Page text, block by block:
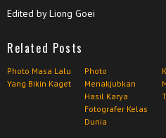
Edited by Liong Goei
Related Posts
Photo Masa Lalu
Yang Bikin Kaget
Photo
Menakjubkan
Hasil Karya
Fotografer Kelas
Dunia